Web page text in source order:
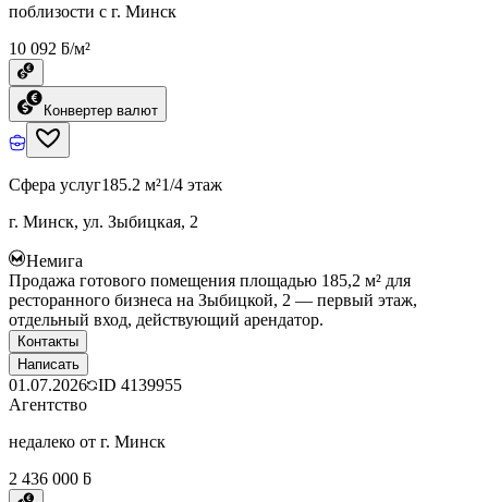
поблизости с г. Минск
10 092 ƃ/м²
Конвертер валют
Сфера услуг185.2 м²1/4 этаж
г. Минск, ул. Зыбицкая, 2
Немига
Продажа готового помещения площадью 185,2 м² для
ресторанного бизнеса на Зыбицкой, 2 — первый этаж,
отдельный вход, действующий арендатор.
Контакты
Написать
01.07.2026 ID 4139955
Агентство
недалеко от г. Минск
2 436 000 ƃ